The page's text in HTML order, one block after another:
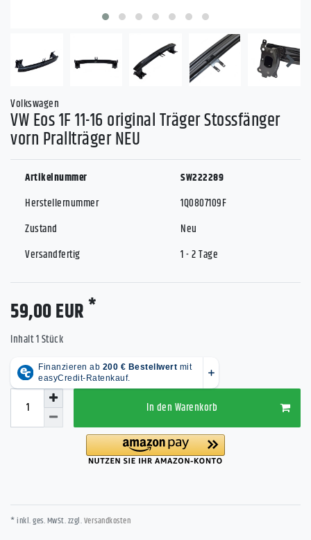
Volkswagen
VW Eos 1F 11-16 original Träger Stossfänger
vorn Prallträger NEU
Artikelnummer
Herstellernummer
Zustand
Versandfertig
SW222289
1Q0807109F
Neu
1 - 2 Tage
59,00 EUR *
Inhalt1Stück
In den Warenkorb
* inkl. ges. MwSt. zzgl.Versandkosten